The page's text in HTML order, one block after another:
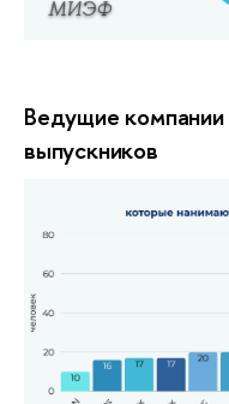
МИЭФ
Ведущие
выпускников